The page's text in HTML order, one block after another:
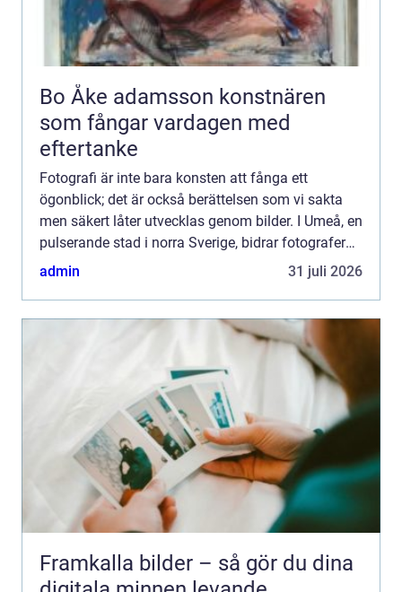
Bo Åke adamsson konstnären
som fångar vardagen med
eftertanke
Fotografi är inte bara konsten att fånga ett
ögonblick; det är också berättelsen som vi sakta
men säkert låter utvecklas genom bilder. I Umeå, en
pulserande stad i norra Sverige, bidrar fotografer
till...
admin 31 juli 2026
Framkalla bilder – så gör du dina